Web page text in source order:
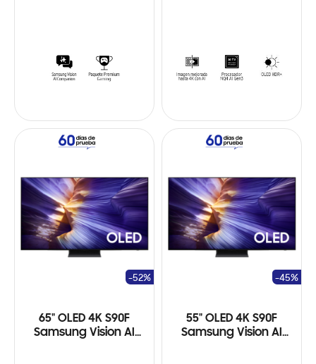
65" OLED 4K S90F
Samsung Vision AI
-52%
55" OLED 4K S90F
Samsung Vision AI
-45%